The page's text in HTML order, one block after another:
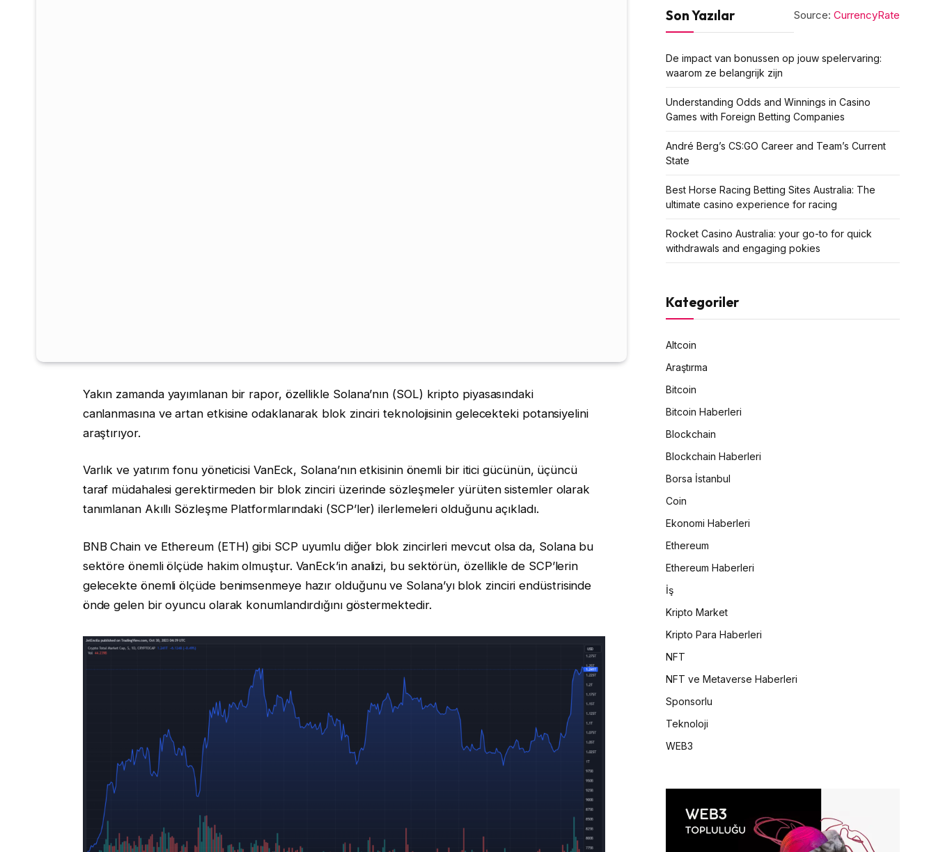
Yakın zamanda yayımlanan bir rapor, özellikle Solana’nın (SOL) kripto piyasasındaki
canlanmasına ve artan etkisine odaklanarak blok zinciri teknolojisinin gelecekteki potansiyelini
araştırıyor.
Varlık ve yatırım fonu yöneticisi VanEck, Solana’nın etkisinin önemli bir itici gücünün, üçüncü
taraf müdahalesi gerektirmeden bir blok zinciri üzerinde sözleşmeler yürüten sistemler olarak
tanımlanan Akıllı Sözleşme Platformlarındaki (SCP’ler) ilerlemeleri olduğunu açıkladı.
BNB Chain ve Ethereum (ETH) gibi SCP uyumlu diğer blok zincirleri mevcut olsa da, Solana bu
sektöre önemli ölçüde hakim olmuştur. VanEck’in analizi, bu sektörün, özellikle de SCP’lerin
gelecekte önemli ölçüde benimsenmeye hazır olduğunu ve Solana’yı blok zinciri endüstrisinde
önde gelen bir oyuncu olarak konumlandırdığını göstermektedir.
Source: CurrencyRate
Son Yazılar
De impact van bonussen op jouw spelervaring:
waarom ze belangrijk zijn
Understanding Odds and Winnings in Casino
Games with Foreign Betting Companies
André Berg’s CS:GO Career and Team’s Current
State
Best Horse Racing Betting Sites Australia: The
ultimate casino experience for racing
Rocket Casino Australia: your go-to for quick
withdrawals and engaging pokies
Kategoriler
Altcoin
Araştırma
Bitcoin
Bitcoin Haberleri
Blockchain
Blockchain Haberleri
Borsa İstanbul
Coin
Ekonomi Haberleri
Ethereum
Ethereum Haberleri
İş
Kripto Market
Kripto Para Haberleri
NFT
NFT ve Metaverse Haberleri
Sponsorlu
Teknoloji
WEB3